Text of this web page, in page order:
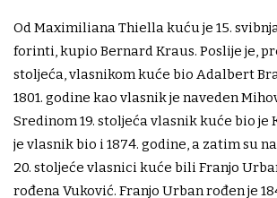
Od Maximiliana Thiella kuću je 15. svibnja
forinti, kupio Bernard Kraus. Poslije je,
stoljeća, vlasnikom kuće bio Adalbert
1801. godine kao vlasnik je naveden
Sredinom 19. stoljeća vlasnik kuće bio je
je vlasnik bio i 1874. godine, a zatim su
20. stoljeće vlasnici kuće bili Franjo
rođena Vuković. Franjo Urban rođen je